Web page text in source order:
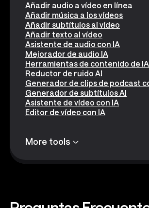
Añadir audio a vídeo en línea
Añadir música a los vídeos
Añadir subtítulos al vídeo
Añadir texto al vídeo
Asistente de audio con IA
Mejorador de audio IA
Herramientas de contenido de IA
Reductor de ruido AI
Generador de clips de podcast
Generador de subtítulos AI
Asistente de vídeo con IA
Editor de vídeo con IA
More tools